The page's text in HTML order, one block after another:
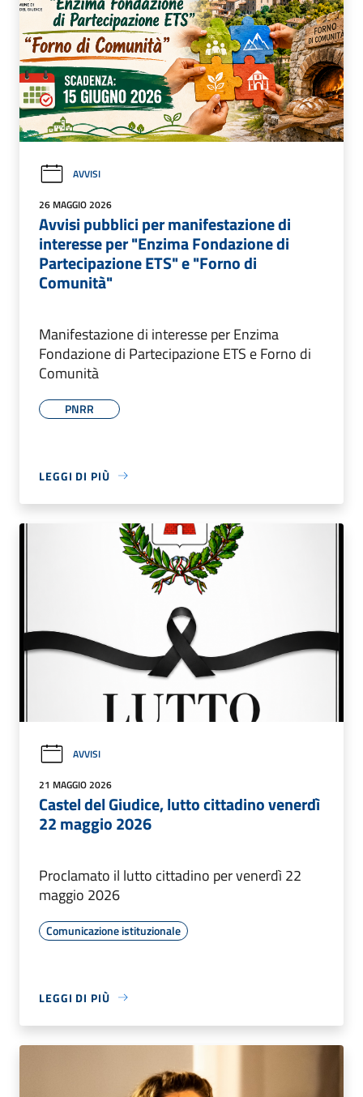
AVVISI
26 MAGGIO 2026
Avvisi pubblici per manifestazione di
interesse per "Enzima Fondazione di
Partecipazione ETS" e "Forno di
Comunità"
Manifestazione di interesse per Enzima
Fondazione di Partecipazione ETS e Forno di
Comunità
PNRR
LEGGI DI PIÙ
AVVISI
21 MAGGIO 2026
Castel del Giudice, lutto cittadino venerdì
22 maggio 2026
Proclamato il lutto cittadino per venerdì 22
maggio 2026
Comunicazione istituzionale
LEGGI DI PIÙ